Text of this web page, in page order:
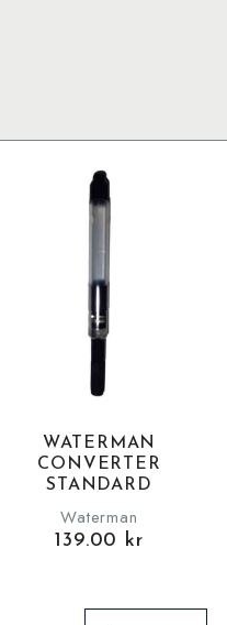
WATERMAN
CONVERTER
STANDARD
Waterman
139.00 kr